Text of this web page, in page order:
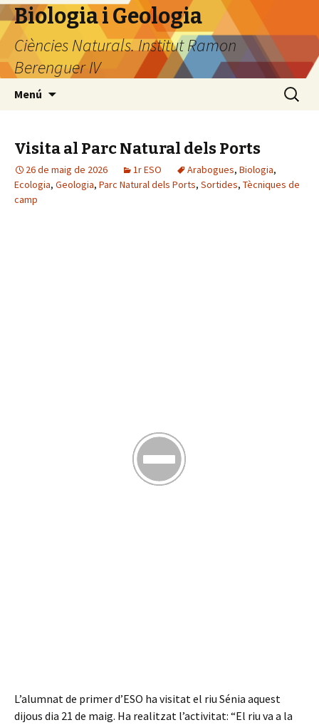
Biologia i Geologia
Ciències Naturals. Institut Ramon
Berenguer IV
Menú Cerca:
Visita al Parc Natural dels Ports
26 de maig de 2026 1r ESO Arabogues, Biologia,
Ecologia, Geologia, Parc Natural dels Ports, Sortides, Tècniques de
camp
L’alumnat de primer d’ESO ha visitat el riu Sénia aquest
dijous dia 21 de maig. Ha realitzat l’activitat: “El riu va a la